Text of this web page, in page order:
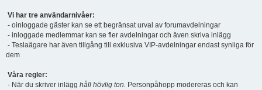
Vi har tre användarnivåer:
- oinloggade gäster kan se ett begränsat urval av forumavdelningar
- inloggade medlemmar kan se fler avdelningar och även skriva inlägg
- Teslaägare har även tillgång till exklusiva VIP-avdelningar endast synliga för
dem
Våra regler:
- När du skriver inlägg håll hövlig ton. Personpåhopp modereras och kan